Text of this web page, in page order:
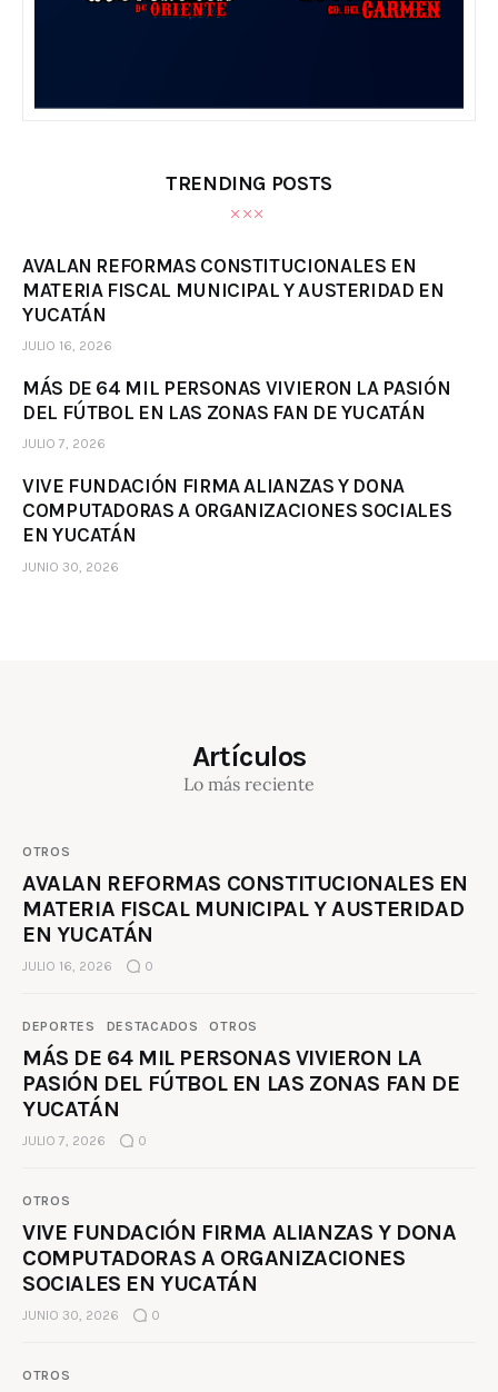
TRENDING POSTS
AVALAN REFORMAS CONSTITUCIONALES EN
MATERIA FISCAL MUNICIPAL Y AUSTERIDAD EN
YUCATÁN
JULIO 16, 2026
MÁS DE 64 MIL PERSONAS VIVIERON LA PASIÓN
DEL FÚTBOL EN LAS ZONAS FAN DE YUCATÁN
JULIO 7, 2026
VIVE FUNDACIÓN FIRMA ALIANZAS Y DONA
COMPUTADORAS A ORGANIZACIONES SOCIALES
EN YUCATÁN
JUNIO 30, 2026
Artículos
Lo más reciente
OTROS
AVALAN REFORMAS CONSTITUCIONALES EN
MATERIA FISCAL MUNICIPAL Y AUSTERIDAD
EN YUCATÁN
JULIO 16, 2026 0
DEPORTES DESTACADOS OTROS
MÁS DE 64 MIL PERSONAS VIVIERON LA
PASIÓN DEL FÚTBOL EN LAS ZONAS FAN DE
YUCATÁN
JULIO 7, 2026 0
OTROS
VIVE FUNDACIÓN FIRMA ALIANZAS Y DONA
COMPUTADORAS A ORGANIZACIONES
SOCIALES EN YUCATÁN
JUNIO 30, 2026 0
OTROS